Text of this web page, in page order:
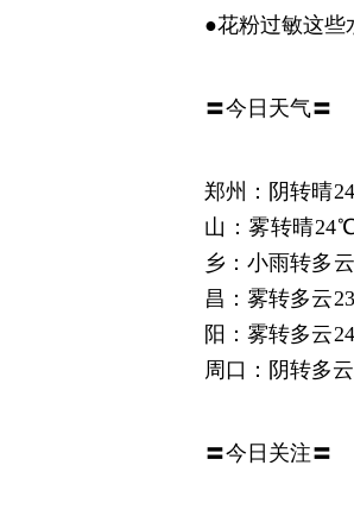
●花粉过敏这些
〓今日天气〓
郑州：阴转晴
山：雾转晴
乡：小雨转多
昌：雾转多云
阳：雾转多云
周口：阴转多
〓今日关注〓